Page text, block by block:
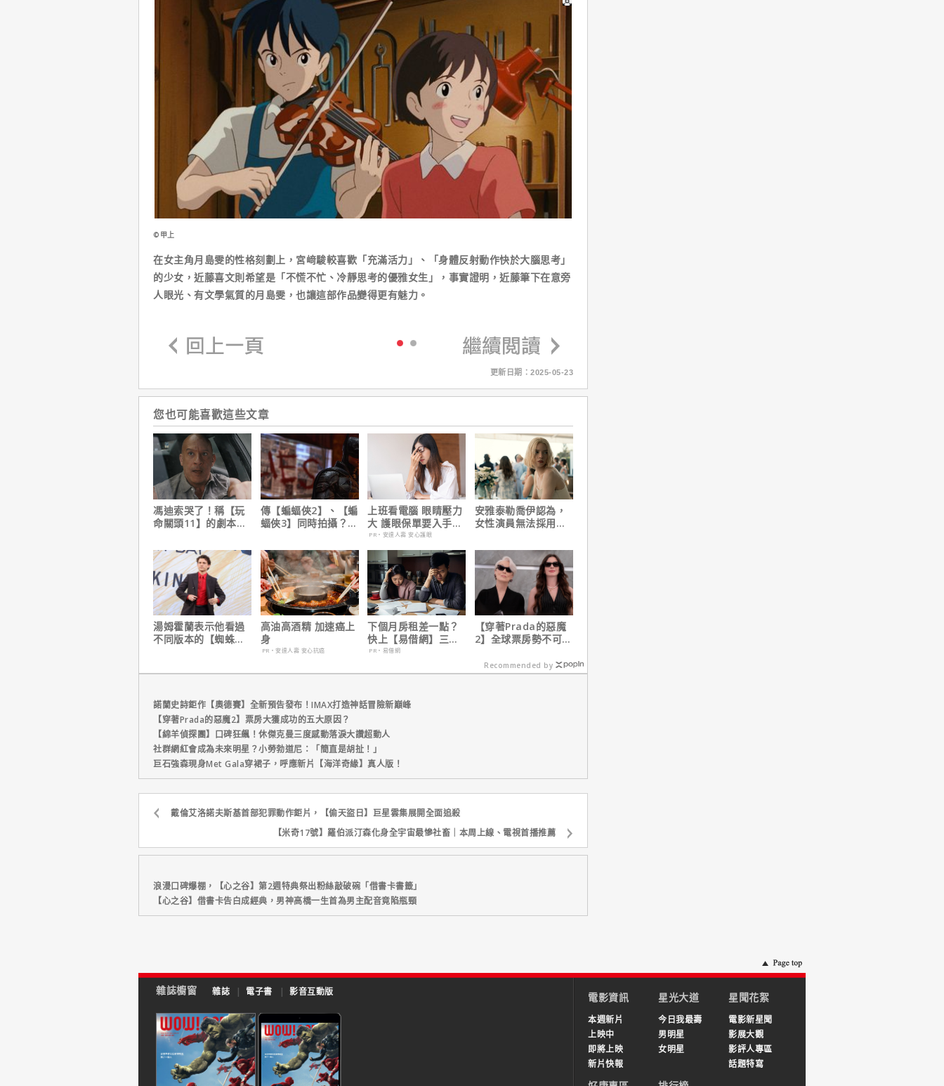
©甲上
在女主角月島雯的性格刻劃上，宮﨑駿較喜歡「充滿活力」、「身體反射動作快於大腦思考」
的少女，近藤喜文則希望是「不慌不忙、冷靜思考的優雅女生」，事實證明，近藤筆下在意旁
人眼光、有文學氣質的月島雯，也讓這部作品變得更有魅力。
更新日期：2025-05-23
您也可能喜歡這些文章
馮迪索哭了！稱【玩
命關頭11】的劇本是
傳【蝙蝠俠2】、【蝙
蝠俠3】同時拍攝？詹
上班看電腦 眼睛壓力
大 護眼保單要入手
【安心護眼定期眼睛
險】
PR・安達人壽 安心護眼
安雅泰勒喬伊認為，
女性演員無法採用方
湯姆霍蘭表示他看過
不同版本的【蜘蛛
高油高酒精 加速癌上
身
PR・安達人壽 安心抗癌
下個月房租差一點？
快上【易借網】三分
鐘解決燃眉之急
PR・易借網
【穿著Prada的惡魔
2】全球票房勢不可
軍、兩週狂破4.3億美
元
Recommended by
諾蘭史詩鉅作【奧德賽】全新預告發布！IMAX打造神話冒險新巔峰
【穿著Prada的惡魔2】票房大獲成功的五大原因？
【綿羊偵探團】口碑狂飆！休傑克曼三度感動落淚大讚超動人
社群網紅會成為未來明星？小勞勃道尼：「簡直是胡扯！」
巨石強森現身Met Gala穿裙子，呼應新片【海洋奇緣】真人版！
戴倫艾洛諾夫斯基首部犯罪動作鉅片，【偷天盜日】巨星雲集展開全面追殺
【米奇17號】羅伯派汀森化身全宇宙最慘社畜｜本周上線、電視首播推薦
浪漫口碑爆棚，【心之谷】第2週特典祭出粉絲敲破碗「借書卡書籤」
【心之谷】借書卡告白成經典，男神高橋一生首為男主配音竟陷瓶頸
雜誌櫥窗 雜誌 | 電子書 | 影音互動版 電影資訊
本週新片
上映中
即將上映
新片快報
星光大道
今日我最壽
男明星
女明星
星聞花絮
電影新星聞
影展大觀
影評人專區
話題特寫